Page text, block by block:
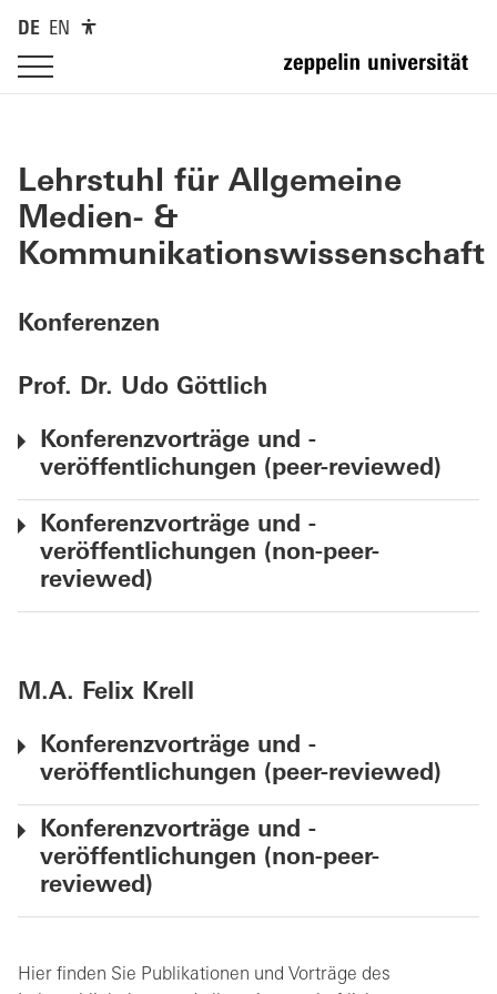
DE EN
Lehrstuhl für Allgemeine
Medien- &
Kommunikationswissenschaft
Konferenzen
Prof. Dr. Udo Göttlich
Konferenzvorträge und -
veröffentlichungen (peer-reviewed)
Konferenzvorträge und -
veröffentlichungen (non-peer-
reviewed)
M.A. Felix Krell
Konferenzvorträge und -
veröffentlichungen (peer-reviewed)
Konferenzvorträge und -
veröffentlichungen (non-peer-
reviewed)
Hier finden Sie Publikationen und Vorträge des